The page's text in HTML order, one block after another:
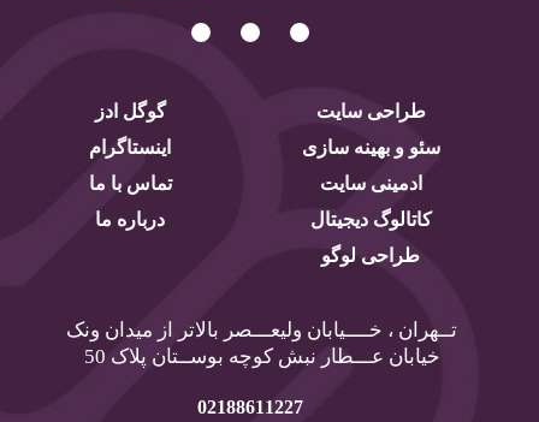
بهترین تعرفه سئو سایت ایران در سال 1405
بیشتر بخوانید »
خدمات و راهکارهای سئو تخصصی سایت داروخانه
خدمات حرفه ای سئو سایت های متخصص زنان
طراحی سایت
سئو و بهینه سازی
ادمینی سایت
کاتالوگ دیجیتال
طراحی لوگو
گوگل ادز
اینستاگرام
تماس با ما
درباره ما
تــهران ، خــــیابان ولیعـــصر بالاتر از میدان ونک
خیابان عـــطار نبش کوچه بوســتان پلاک 50
02188611227